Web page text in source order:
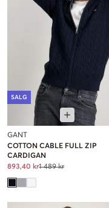
SALG
GANT
COTTON CABLE FULL ZIP
CARDIGAN
893,40 kr1 489 kr